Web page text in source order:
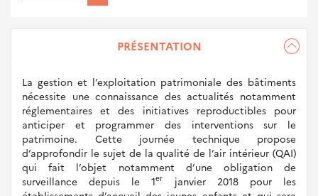
TECHNIQUE
D’AIR
INTÉRIEUR
:
OÙ
SOMMES-
NOUS
PRÉSENTATION
La gestion et l’exploitation patrimoniale des bâtiments
nécessite une connaissance des actualités notamment
réglementaires et des initiatives reproductibles pour
anticiper et programmer des interventions sur le
patrimoine. Cette journée technique propose
d’approfondir le sujet de la qualité de l’air intérieur (QAI)
qui fait l’objet notamment d’une obligation de
surveillance depuis le 1er
janvier 2018 pour les